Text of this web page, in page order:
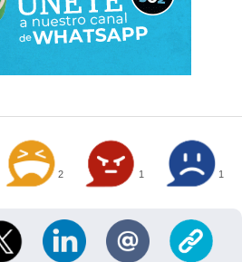
2 1 1